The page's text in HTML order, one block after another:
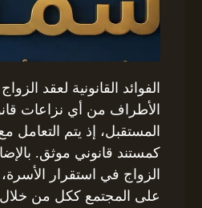
الفوائد القانونية لعقد
الأطراف من أي نزاعات
المستقبل، إذ يتم التعامل
كمستند قانوني موثق.
الزواج في استقرار
على المجتمع ككل من خلال